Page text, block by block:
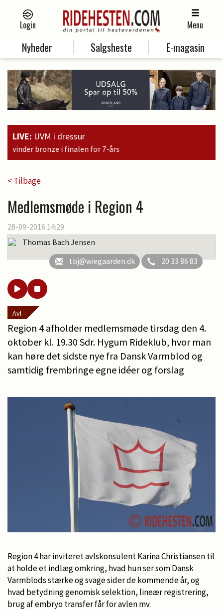
Login Menu
Nyheder Salgsheste E-magasin
LIVE: UVM i dressur
< Tilbage
Medlemsmøde i Region 4
28-09-2016 14:29
Thomas Bach Jensen
tbj@wiegaarden.dk
20 33 86 83
Avl
Region 4 afholder medlemsmøde tirsdag den 4.
oktober kl. 19.30 Sdr. Hygum Rideklub, hvor man
kan høre det sidste nye fra Dansk Varmblod og
samtidig frembringe egne idéer og forslag
Region 4 har inviteret avlskonsulent Karina Christiansen til
at holde et indlæg omkring, hvad hun ser som Dansk
Varmblods stærke og svage sider de kommende år, og
hvad betydning genomisk selektion, lineær registrering,
brug af embryo transfer får for avlen mv.